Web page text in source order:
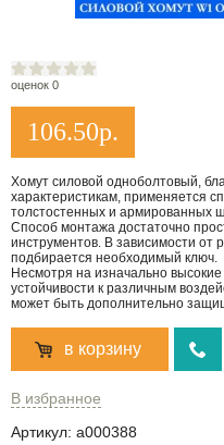
оценок 0
106.50р.
Хомут силовой одноболтовый,
характеристикам, применяется
толстостенных и армированных
Способ монтажа достаточно
инструментов. В зависимости от
подбирается необходимый ключ.
Несмотря на изначально
устойчивости к различным
может быть дополнительно
в корзину
В избранное
Артикул: a000388